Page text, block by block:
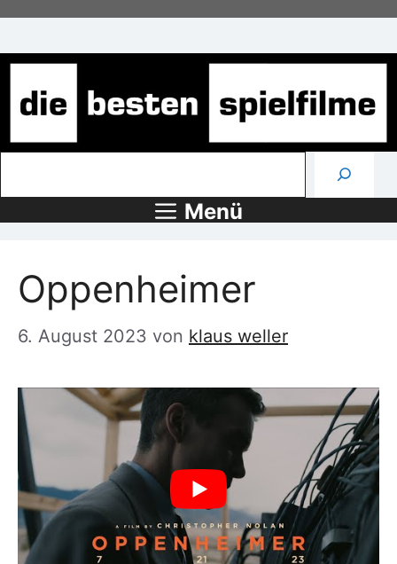
Zum
springen
Menü
Oppenheimer
6. August 2023 von klaus weller